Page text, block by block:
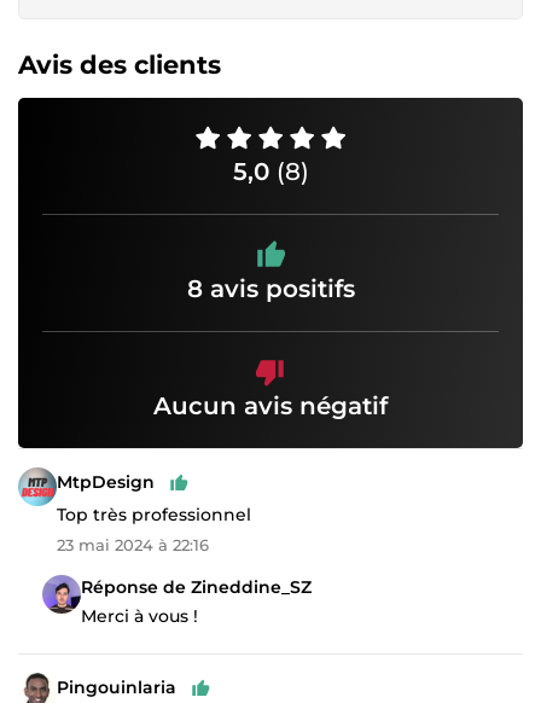
Avis des clients
5,0 (8)
8 avis positifs
Aucun avis négatif
MtpDesign
Top très professionnel
23 mai 2024 à 22:16
Réponse de Zineddine_SZ
Merci à vous !
Pingouinlaria